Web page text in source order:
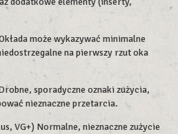
może wykazywać minimalne
na pierwszy rzut oka
sporadyczne oznaki zużycia,
nieznaczne przetarcia.
VG+) Normalne, nieznaczne zużycie